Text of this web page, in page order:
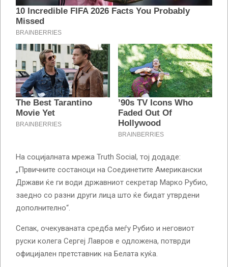
На социјалната мрежа Truth Social, тој додаде:
„Првичните состаноци на Соединетите Американски
Држави ќе ги води државниот секретар Марко Рубио,
заедно со разни други лица што ќе бидат утврдени
дополнително“.
Сепак, очекуваната средба меѓу Рубио и неговиот
руски колега Сергеј Лавров е одложена, потврди
официјален претставник на Белата куќа.